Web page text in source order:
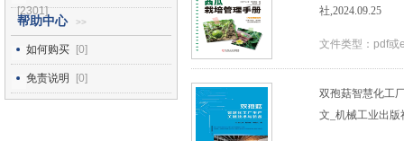
[2301]
帮助中心 >>
如何购买 [0]
免责说明 [0]
社,2024.09.25
文件类型：pdf
双孢菇智慧化工
文_机械工业出版